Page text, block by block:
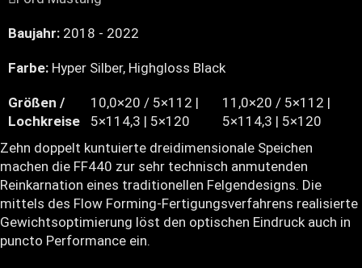
Baujahr: 2018 - 2022
Farbe: Hyper Silber, Highgloss Black
Größen /
Lochkreise
10,0×20 / 5×112 |
5×114,3 | 5×120
11,0×20 / 5×112 |
5×114,3 | 5×120
Zehn doppelt kuntuierte dreidimensionale Speichen
machen die FF440 zur sehr technisch anmutenden
Reinkarnation eines traditionellen Felgendesigns. Die
mittels des Flow Forming-Fertigungsverfahrens realisierte
Gewichtsoptimierung löst den optischen Eindruck auch in
puncto Performance ein.